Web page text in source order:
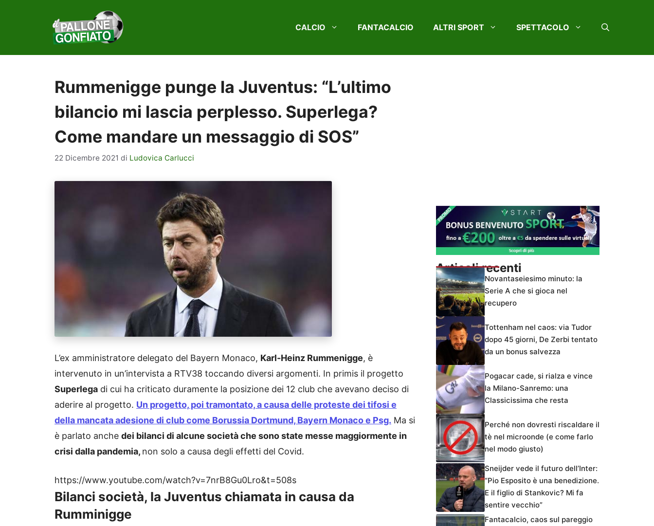
CALCIO FANTACALCIO ALTRI SPORT SPETTACOLO
Rummenigge punge la Juventus: “L’ultimo
bilancio mi lascia perplesso. Superlega?
Come mandare un messaggio di SOS”
22 Dicembre 2021 di Ludovica Carlucci
L’ex amministratore delegato del Bayern Monaco, Karl-Heinz Rummenigge, è
intervenuto in un’intervista a RTV38 toccando diversi argomenti. In primis il progetto
Superlega di cui ha criticato duramente la posizione dei 12 club che avevano deciso di
aderire al progetto. Un progetto, poi tramontato, a causa delle proteste dei tifosi e
della mancata adesione di club come Borussia Dortmund, Bayern Monaco e Psg. Ma si
è parlato anche dei bilanci di alcune società che sono state messe maggiormente in
crisi dalla pandemia, non solo a causa degli effetti del Covid.
https://www.youtube.com/watch?v=7nrB8Gu0Lro&t=508s
Bilanci società, la Juventus chiamata in causa da
Rumminigge
Articoli recenti
Novantaseiesimo minuto: la
Serie A che si gioca nel
recupero
Tottenham nel caos: via Tudor
dopo 45 giorni, De Zerbi tentato
da un bonus salvezza
Pogacar cade, si rialza e vince
la Milano-Sanremo: una
Classicissima che resta
Perché non dovresti riscaldare il
tè nel microonde (e come farlo
nel modo giusto)
Sneijder vede il futuro dell’Inter:
“Pio Esposito è una benedizione.
E il figlio di Stankovic? Mi fa
sentire vecchio”
Fantacalcio, caos sul pareggio